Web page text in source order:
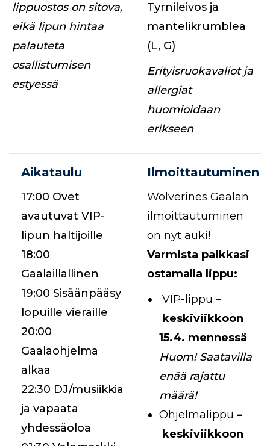
lippuostos on sitova,
eikä lipun hintaa
palauteta
osallistumisen
estyessä
Tyrnileivos ja
mantelikrumblea
(L, G)
Erityisruokavaliot ja
allergiat
huomioidaan
erikseen
Aikataulu
17:00 Ovet
avautuvat VIP-
lipun haltijoille
18:00
Gaalaillallinen
19:00 Sisäänpääsy
lopuille vieraille
20:00
Gaalaohjelma
alkaa
22:30 DJ/musiikkia
ja vapaata
yhdessäoloa
Ilmoittautuminen
Wolverines Gaalan
ilmoittautuminen
on nyt auki!
Varmista paikkasi
ostamalla lippu:
VIP-lippu –
keskiviikkoon
15.4. mennessä
Huom! Saatavilla
enää rajattu
määrä!
Ohjelmalippu –
keskiviikkoon